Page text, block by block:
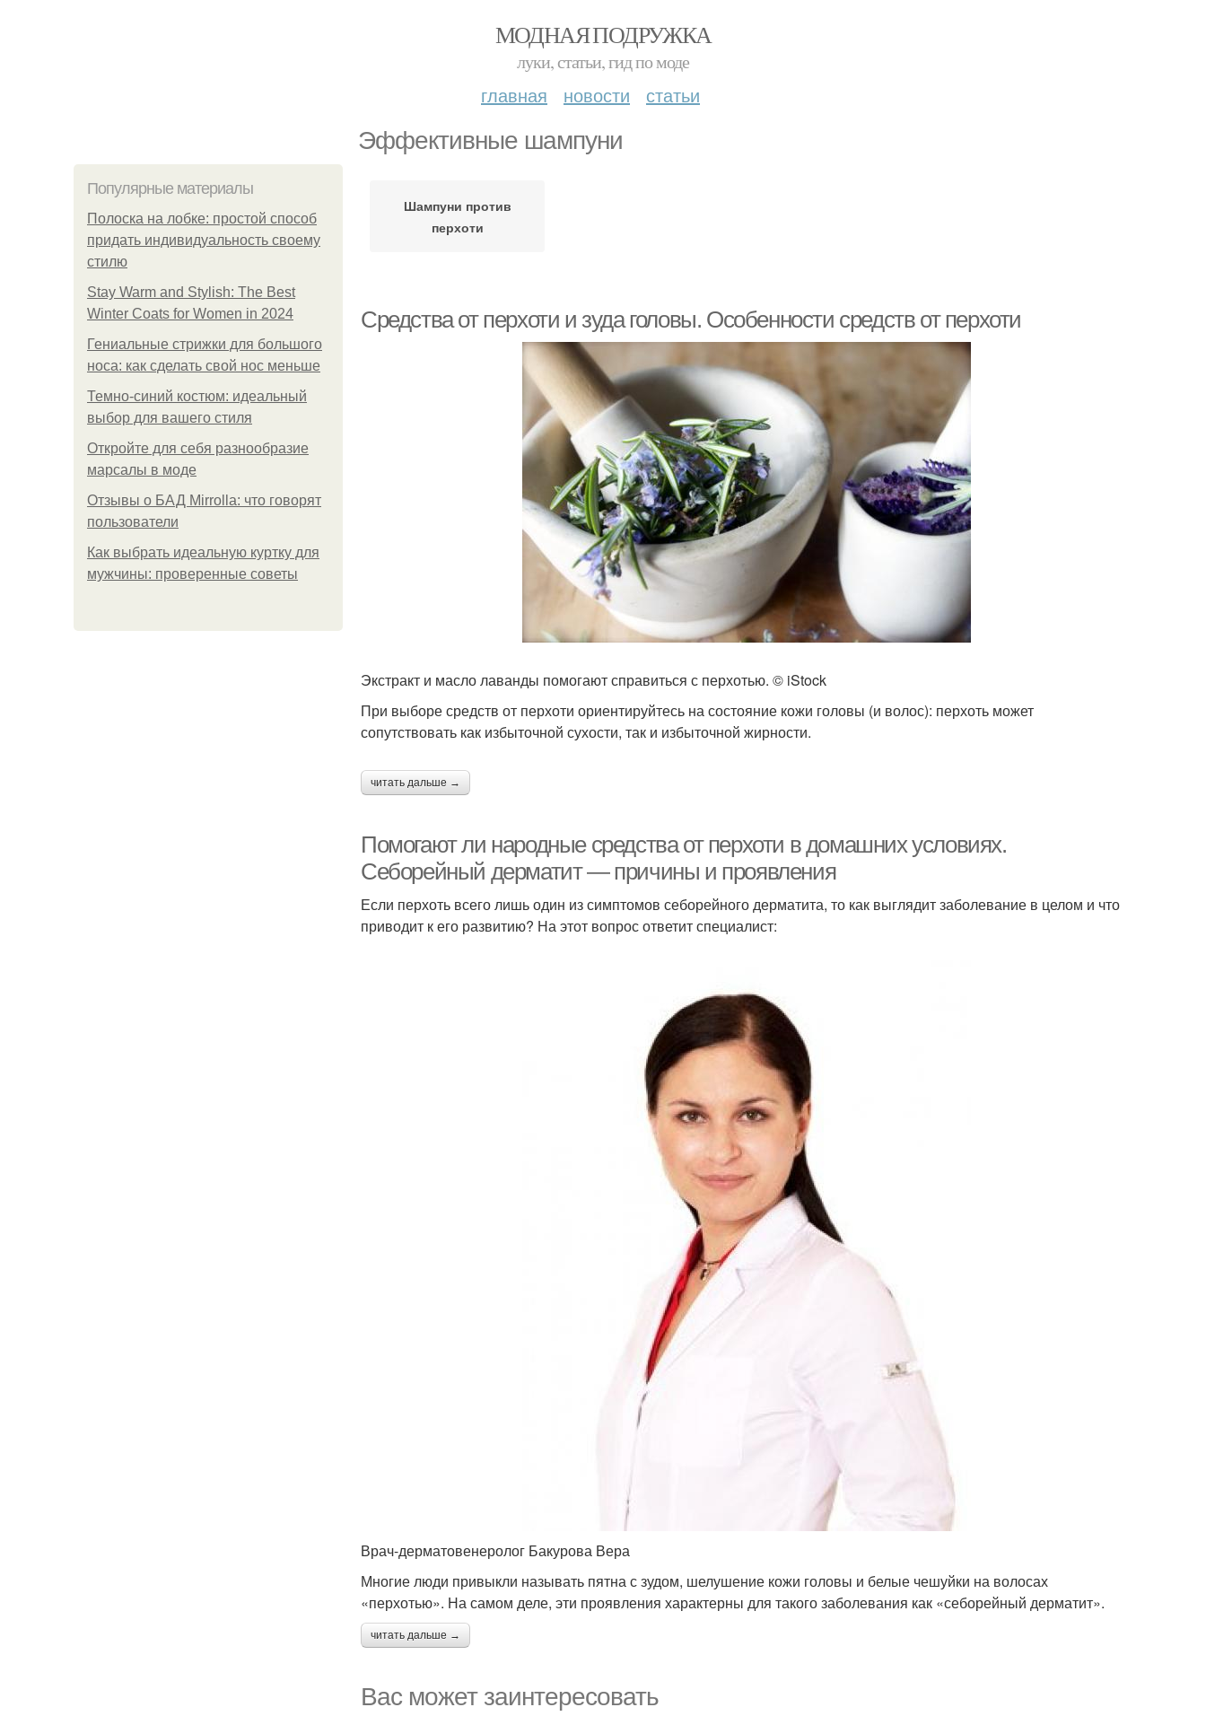
МОДНАЯ ПОДРУЖКА
луки, статьи, гид по моде
главная новости статьи
Эффективные шампуни
Популярные материалы
Полоска на лобке: простой способ
придать индивидуальность своему
стилю
Stay Warm and Stylish: The Best
Winter Coats for Women in 2024
Гениальные стрижки для большого
носа: как сделать свой нос меньше
Темно-синий костюм: идеальный
выбор для вашего стиля
Откройте для себя разнообразие
марсалы в моде
Отзывы о БАД Mirrolla: что говорят
пользователи
Как выбрать идеальную куртку для
мужчины: проверенные советы
Шампуни против
перхоти
Средства от перхоти и зуда головы. Особенности средств от перхоти
Экстракт и масло лаванды помогают справиться с перхотью. © iStock
При выборе средств от перхоти ориентируйтесь на состояние кожи головы (и волос): перхоть может
сопутствовать как избыточной сухости, так и избыточной жирности.
читать дальше →
Помогают ли народные средства от перхоти в домашних условиях.
Себорейный дерматит — причины и проявления
Если перхоть всего лишь один из симптомов себорейного дерматита, то как выглядит заболевание в целом и что
приводит к его развитию? На этот вопрос ответит специалист:
Врач-дерматовенеролог Бакурова Вера
Многие люди привыкли называть пятна с зудом, шелушение кожи головы и белые чешуйки на волосах
«перхотью». На самом деле, эти проявления характерны для такого заболевания как «себорейный дерматит».
читать дальше →
Вас может заинтересовать